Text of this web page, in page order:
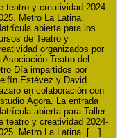
teatro y creatividad 2024-
Metro La Latina.
abierta para los
de Teatro y
organizados por
Asociación Teatro del
Día impartidos por
Estévez y David
en colaboración con
Ágora. La entrada
abierta para Taller
teatro y creatividad 2024-
Metro La Latina. […]